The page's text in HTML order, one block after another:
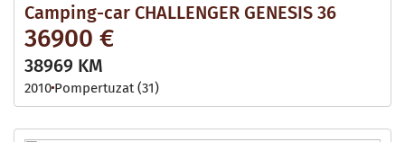
Camping-car CHALLENGER GENESIS 36
36900 €
38969 KM
2010 Pompertuzat (31)